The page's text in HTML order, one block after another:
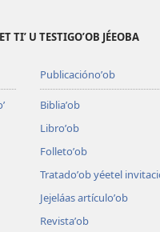
TIʼ U TESTIGOʼOB JÉEOBA
Publicaciónoʼob
Bibliaʼob
Libroʼob
Folletoʼob
Tratadoʼob yéetel
Jejeláas artículoʼob
Revistaʼob